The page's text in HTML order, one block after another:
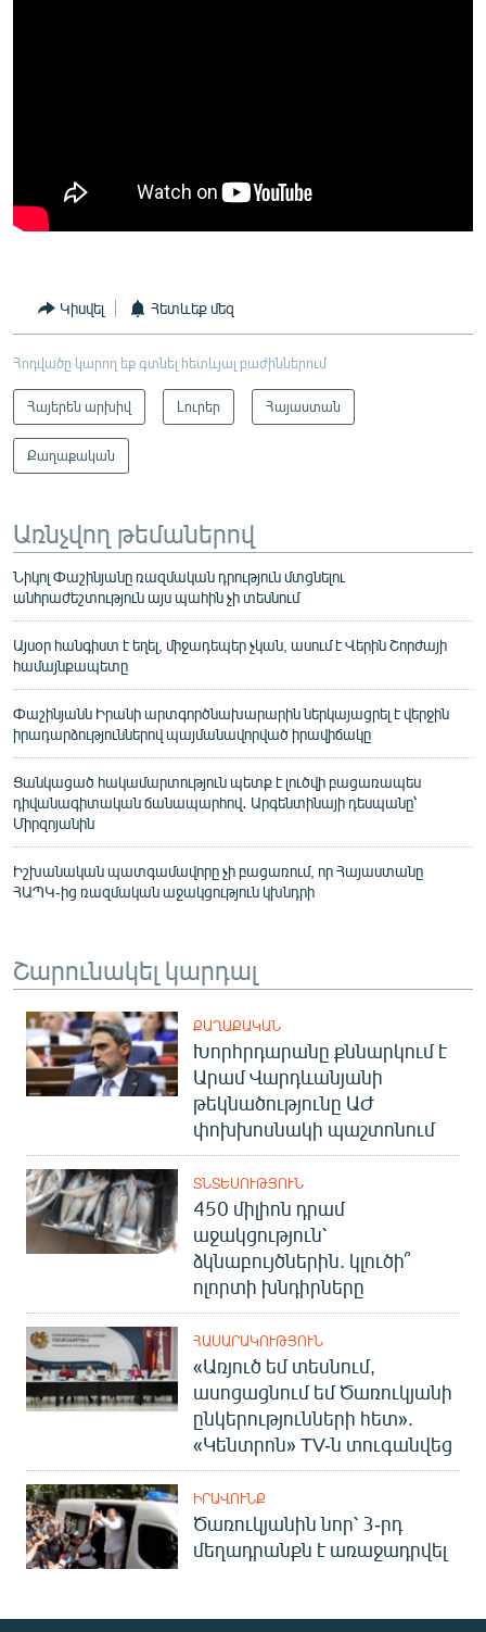
Կիսվել Հետևեք մեզ
Հոդվածը կարող եք գտնել հետևյալ բաժիններում
Հայերեն արխիվ Լուրեր Հայաստան
Քաղաքական
Առնչվող թեմաներով
Նիկոլ Փաշինյանը ռազմական դրություն մտցնելու
անհրաժեշտություն այս պահին չի տեսնում
Այսօր հանգիստ է եղել, միջադեպեր չկան, ասում է Վերին Շորժայի
համայնքապետը
Փաշինյանն Իրանի արտգործնախարարին ներկայացրել է վերջին
իրադարձություններով պայմանավորված իրավիճակը
Ցանկացած հակամարտություն պետք է լուծվի բացառապես
դիվանագիտական ճանապարհով․ Արգենտինայի դեսպանը՝
Միրզոյանին
Իշխանական պատգամավորը չի բացառում, որ Հայաստանը
ՀԱՊԿ-ից ռազմական աջակցություն կխնդրի
Շարունակել կարդալ
ՔԱՂԱՔԱԿԱՆ
Խորհրդարանը քննարկում է
Արամ Վարդևանյանի
թեկնածությունը ԱԺ
փոխխոսնակի պաշտոնում
ՏՆՏԵՍՈՒԹՅՈՒՆ
450 միլիոն դրամ
աջակցություն՝
ձկնաբույծներին. կլուծի՞
ոլորտի խնդիրները
ՀԱՍԱՐԱԿՈՒԹՅՈՒՆ
«Առյուծ եմ տեսնում,
ասոցացնում եմ Ծառուկյանի
ընկերությունների հետ».
«Կենտրոն» TV-ն տուգանվեց
ԻՐԱՎՈՒՆՔ
Ծառուկյանին նոր՝ 3-րդ
մեղադրանքն է առաջադրվել